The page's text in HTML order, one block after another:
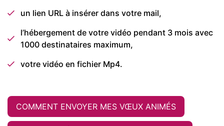
un lien URL à insérer dans votre mail,
l’hébergement de votre vidéo pendant 3 mois avec
1000 destinataires maximum,
votre vidéo en fichier Mp4.
COMMENT ENVOYER MES VŒUX ANIMÉS